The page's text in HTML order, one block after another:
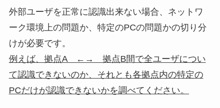
外部ユーザを正常に認識出来ない場合、ネットワ
ーク環境上の問題か、特定のPCの問題かの切り分
けが必要です。
例えば、拠点A ←→ 拠点B間で全ユーザについ
て認識できないのか、それとも各拠点内の特定の
PCだけが認識できないかを調べてください。